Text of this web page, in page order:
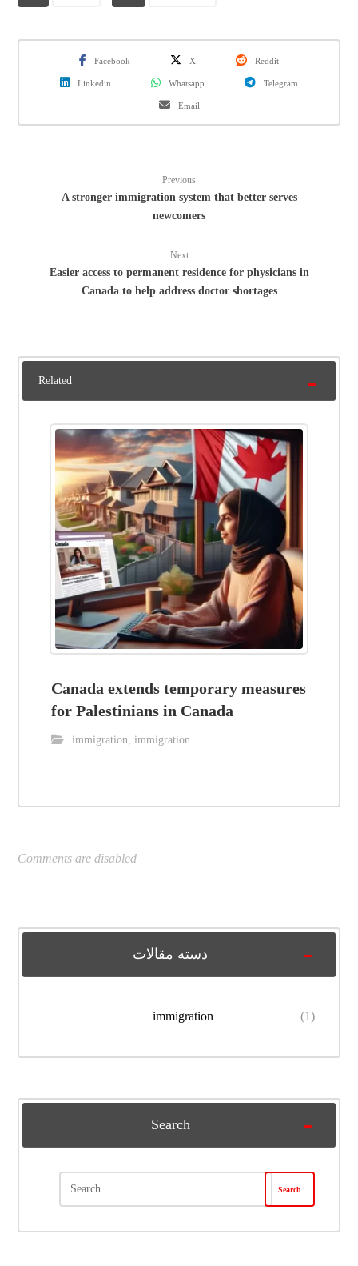
Facebook X Reddit
Linkedin Whatsapp Telegram
Email
Previous
A stronger immigration system that better serves
newcomers
Next
Easier access to permanent residence for physicians in
Canada to help address doctor shortages
Related
Canada extends temporary measures
for Palestinians in Canada
immigration,immigration
Comments are disabled
دسته مقالات
immigration (1)
Search